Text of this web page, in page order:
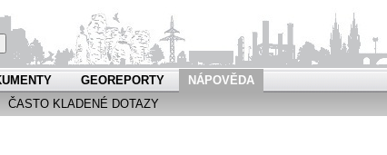
GEOREPORTY
NÁPOVĚDA
ČASTO KLADENÉ DOTAZY